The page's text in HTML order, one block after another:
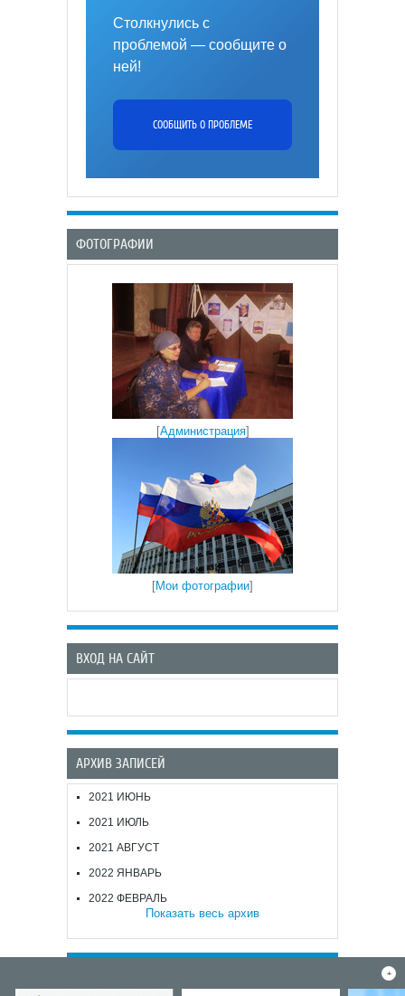
Столкнулись с
проблемой — сообщите о
ней!
СООБЩИТЬ О ПРОБЛЕМЕ
ФОТОГРАФИИ
[Администрация]
[Мои фотографии]
ВХОД НА САЙТ
АРХИВ ЗАПИСЕЙ
2021 ИЮНЬ
2021 ИЮЛЬ
2021 АВГУСТ
2022 ЯНВАРЬ
2022 ФЕВРАЛЬ
Показать весь архив
+